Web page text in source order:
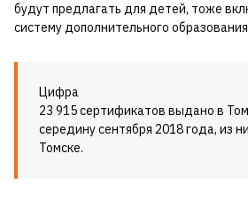
будут предлагать для детей, тоже
систему дополнительного
Цифра
23 915 сертификатов выдано в
середину сентября 2018 года, из
Томске.